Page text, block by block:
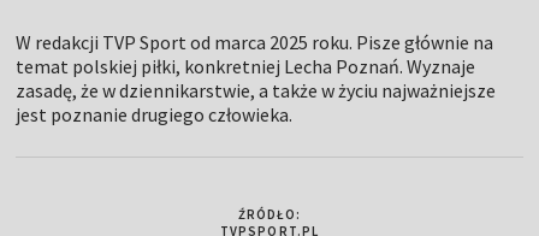
W redakcji TVP Sport od marca 2025 roku. Pisze głównie na
temat polskiej piłki, konkretniej Lecha Poznań. Wyznaje
zasadę, że w dziennikarstwie, a także w życiu najważniejsze
jest poznanie drugiego człowieka.
ŹRÓDŁO:
TVPSPORT.PL